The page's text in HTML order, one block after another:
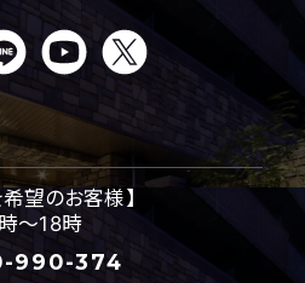
希望のお客様】
～18時
990-374